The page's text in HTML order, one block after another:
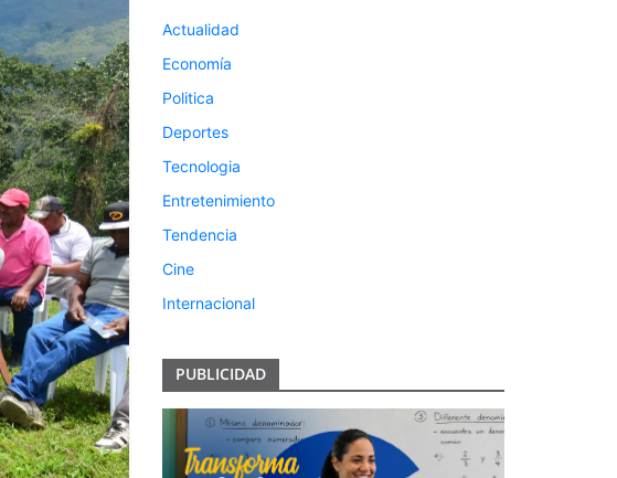
Actualidad
Economía
Politica
Deportes
Tecnologia
Entretenimiento
Tendencia
Cine
Internacional
PUBLICIDAD